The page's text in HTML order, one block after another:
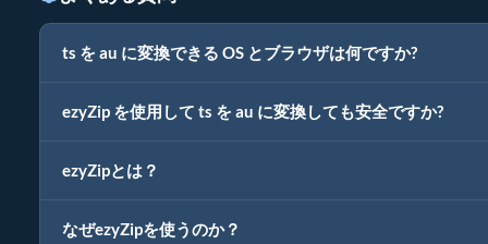
ts を au に変換できる OS とブラウザは何ですか?
ezyZip を使用して ts を au に変換しても安全ですか?
ezyZipとは？
なぜezyZipを使うのか？